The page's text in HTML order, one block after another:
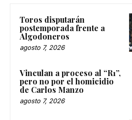
Toros disputarán
postemporada frente a
Algodoneros
agosto 7, 2026
Vinculan a proceso al “R1”,
pero no por el homicidio
de Carlos Manzo
agosto 7, 2026